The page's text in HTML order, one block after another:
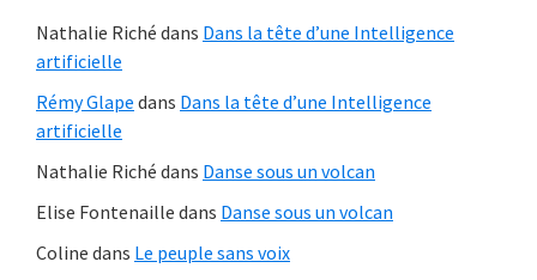
Nathalie Riché dans Dans la tête d’une Intelligence
artificielle
Rémy Glape dans Dans la tête d’une Intelligence
artificielle
Nathalie Riché dans Danse sous un volcan
Elise Fontenaille dans Danse sous un volcan
Coline dans Le peuple sans voix